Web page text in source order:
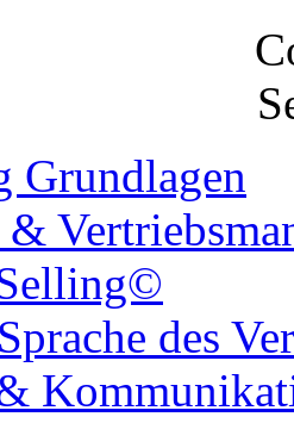
Grundlagen
des